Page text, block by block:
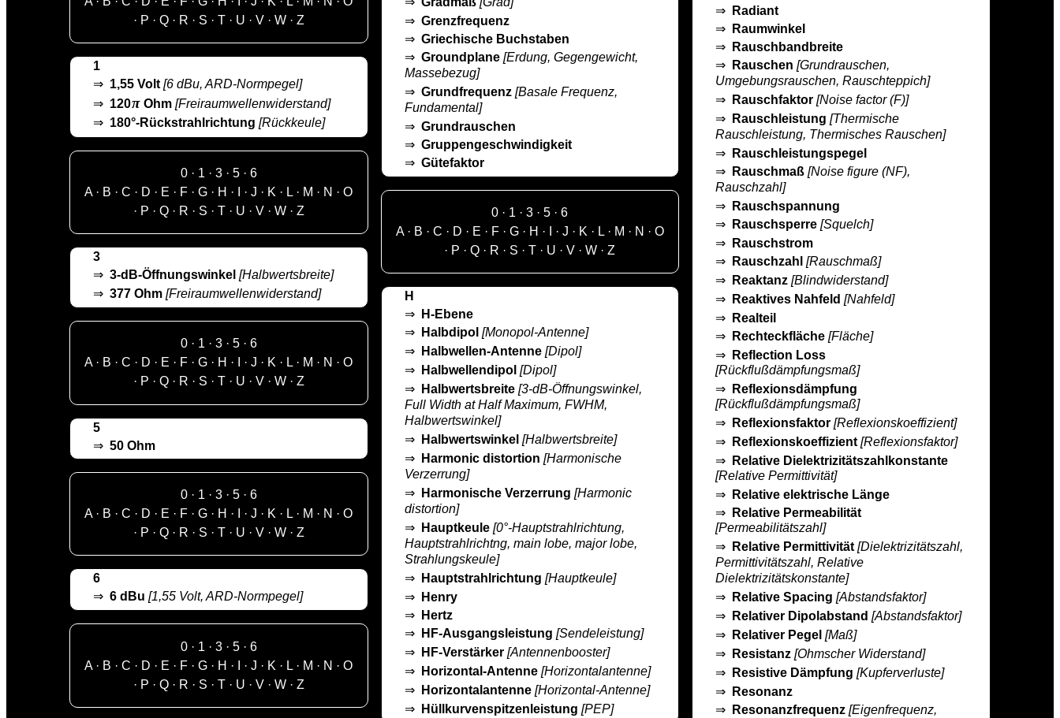
· P · Q· R · S · T· U · V· W· Z
1
⇒ 1,55 Volt[6 dBu, ARD-Normpegel]
⇒ 120π Ohm [Freiraumwellenwiderstand]
⇒ 180°-Rückstrahlrichtung [Rückkeule]
0· 1 · 3· 5· 6
A· B ·C · D · E · F ·G · H · ·J · K · L · M · N ·O
· P · Q· R · S · T· U · V· W· Z
3
⇒ 3-dB-Öffnungswinkel [Halbwertsbreite]
⇒ 377 Ohm [Freiraumwellenwiderstand]
0· 1 · 3· 5· 6
A· B ·C · D · E · F ·G · H · ·J · K · L · M · N ·O
· P · Q· R · S · T· U · V· W· Z
5
⇒ 50 Ohm
0· 1 · 3· 5· 6
A· B ·C · D · E · F ·G · H · ·J · K · L · M · N ·O
· P · Q· R · S · T· U · V· W· Z
6
⇒ 6 dBu [1,55 Volt, ARD-Normpegel]
0· 1 · 3· 5· 6
A· B ·C · D · E · F ·G · H · ·J · K · L · M · N ·O
· P · Q· R · S · T· U · V· W· Z
⇒ Grenzfrequenz
⇒ Griechische Buchstaben
⇒ Groundplane[Erdung, Gegengewicht,
Massebezug]
⇒ Grundfrequenz[Basale Frequenz,
Fundamental]
⇒ Grundrauschen
⇒ Gruppengeschwindigkeit
⇒ Gütefaktor
0 · 1 ·3 ·5 ·6
A· B · C · D · E · F· G· H · · J · K · L· M · N · O
· P ·Q · R · S ·T · U ·V ·W ·Z
H
⇒
H-Ebene
⇒
Halbdipol [Monopol-Antenne]
⇒
Halbwellen-Antenne[Dipol]
⇒
Halbwellendipol [Dipol]
⇒
Halbwertsbreite[3-dB-Öffnungswinkel,
Full Width at Half Maximum, FWHM,
Halbwertswinkel]
⇒
Halbwertswinkel [Halbwertsbreite]
⇒
Harmonic distortion [Harmonische
Verzerrung]
⇒
Harmonische Verzerrung [Harmonic
distortion]
⇒
Hauptkeule[0°-Hauptstrahlrichtung,
Hauptstrahlrichtng, main lobe, major lobe,
Strahlungskeule]
⇒
Hauptstrahlrichtung [Hauptkeule]
⇒
Henry
⇒
Hertz
⇒
HF-Ausgangsleistung [Sendeleistung]
⇒
HF-Verstärker[Antennenbooster]
⇒
Horizontal-Antenne[Horizontalantenne]
⇒
Horizontalantenne[Horizontal-Antenne]
⇒
Hüllkurvenspitzenleistung [PEP]
⇒
Radiant
⇒
Raumwinkel
⇒
Rauschbandbreite
⇒
Rauschen [Grundrauschen,
Umgebungsrauschen, Rauschteppich]
⇒
Rauschfaktor [Noise factor (F)]
⇒
Rauschleistung [Thermische
Rauschleistung, Thermisches Rauschen]
⇒
Rauschleistungspegel
⇒
Rauschmaß [Noise figure (NF),
Rauschzahl]
⇒
Rauschspannung
⇒
Rauschsperre [Squelch]
⇒
Rauschstrom
⇒
Rauschzahl [Rauschmaß]
⇒
Reaktanz [Blindwiderstand]
⇒
Reaktives Nahfeld [Nahfeld]
⇒
Realteil
⇒
Rechteckfläche [Fläche]
⇒
Reflection Loss
[Rückflußdämpfungsmaß]
⇒
Reflexionsdämpfung
[Rückflußdämpfungsmaß]
⇒
Reflexionsfaktor [Reflexionskoeffizient]
⇒
Reflexionskoeffizient [Reflexionsfaktor]
⇒
Relative Dielektrizitätszahlkonstante
[Relative Permittivität]
⇒
Relative elektrische Länge
⇒
Relative Permeabilität
[Permeabilitätszahl]
⇒
Relative Permittivität [Dielektrizitätszahl,
Permittivitätszahl, Relative
Dielektrizitätskonstante]
⇒
Relative Spacing [Abstandsfaktor]
⇒
Relativer Dipolabstand [Abstandsfaktor]
⇒
Relativer Pegel [Maß]
⇒
Resistanz [Ohmscher Widerstand]
⇒
Resistive Dämpfung [Kupferverluste]
⇒
Resonanz
⇒
Resonanzfrequenz [Eigenfrequenz,